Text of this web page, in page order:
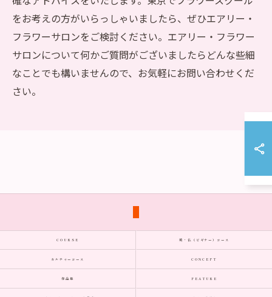
をお考えの方がいらっしゃいましたら、ぜひエアリー・
フラワーサロンをご検討ください。エアリー・フラワー
サロンについて何かご質問がございましたらどんな些細
なことでも構いませんので、お気軽にお問い合わせくだ
さい。
COURSE 英・仏（ビギナー）コース
カルチャーコース CONCEPT
作品集 FEATURE